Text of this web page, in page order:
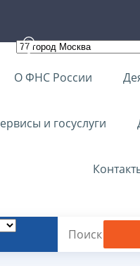
О ФНС России
и госуслуги